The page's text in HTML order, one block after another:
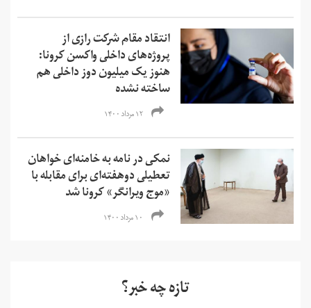
انتقاد مقام شرکت رازی از
پروژه‌های داخلی واکسن کرونا:
هنوز یک میلیون دوز داخلی هم
ساخته نشده
۱۲ مرداد ۱۴۰۰
نمکی در نامه به خامنه‌ای خواهان
تعطیلی دو‌هفته‌ای برای مقابله با
«‌موج ویرانگر» کرونا شد
۱۰ مرداد ۱۴۰۰
تازه چه خبر؟